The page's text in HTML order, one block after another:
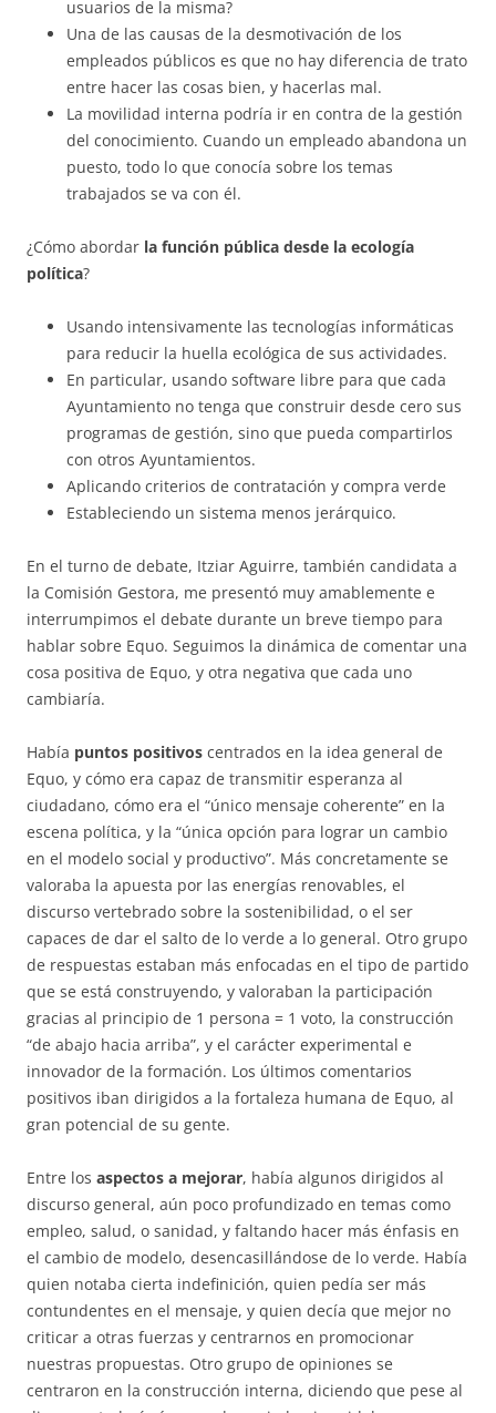
usuarios de la misma?
Una de las causas de la desmotivación de los
empleados públicos es que no hay diferencia de trato
entre hacer las cosas bien, y hacerlas mal.
La movilidad interna podría ir en contra de la gestión
del conocimiento. Cuando un empleado abandona un
puesto, todo lo que conocía sobre los temas
trabajados se va con él.
¿Cómo abordar la función pública desde la ecología
política?
Usando intensivamente las tecnologías informáticas
para reducir la huella ecológica de sus actividades.
En particular, usando software libre para que cada
Ayuntamiento no tenga que construir desde cero sus
programas de gestión, sino que pueda compartirlos
con otros Ayuntamientos.
Aplicando criterios de contratación y compra verde
Estableciendo un sistema menos jerárquico.
En el turno de debate, Itziar Aguirre, también candidata a
la Comisión Gestora, me presentó muy amablemente e
interrumpimos el debate durante un breve tiempo para
hablar sobre Equo. Seguimos la dinámica de comentar una
cosa positiva de Equo, y otra negativa que cada uno
cambiaría.
Había puntos positivos centrados en la idea general de
Equo, y cómo era capaz de transmitir esperanza al
ciudadano, cómo era el “único mensaje coherente” en la
escena política, y la “única opción para lograr un cambio
en el modelo social y productivo”. Más concretamente se
valoraba la apuesta por las energías renovables, el
discurso vertebrado sobre la sostenibilidad, o el ser
capaces de dar el salto de lo verde a lo general. Otro grupo
de respuestas estaban más enfocadas en el tipo de partido
que se está construyendo, y valoraban la participación
gracias al principio de 1 persona = 1 voto, la construcción
“de abajo hacia arriba”, y el carácter experimental e
innovador de la formación. Los últimos comentarios
positivos iban dirigidos a la fortaleza humana de Equo, al
gran potencial de su gente.
Entre los aspectos a mejorar, había algunos dirigidos al
discurso general, aún poco profundizado en temas como
empleo, salud, o sanidad, y faltando hacer más énfasis en
el cambio de modelo, desencasillándose de lo verde. Había
quien notaba cierta indefinición, quien pedía ser más
contundentes en el mensaje, y quien decía que mejor no
criticar a otras fuerzas y centrarnos en promocionar
nuestras propuestas. Otro grupo de opiniones se
centraron en la construcción interna, diciendo que pese al